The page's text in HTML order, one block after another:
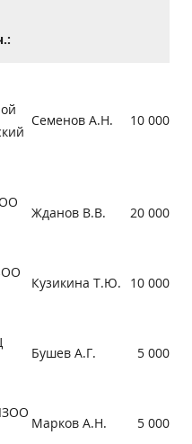
Семенов А.Н. 10 000
Жданов В.В. 20 000
Кузикина Т.Ю. 10 000
Бушев А.Г. 5 000
Марков А.Н. 5 000